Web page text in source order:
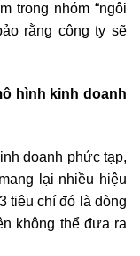
trong nhóm “ngôi
rằng công ty sẽ
hình kinh doanh
doanh phức tạp,
lại nhiều hiệu
tiêu chí đó là dòng
không thể đưa ra